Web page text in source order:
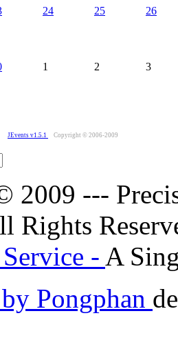
24 25 26
1 2 3
JEvents v1.5.1 Copyright © 2006-2009
2009 ---
Rights
- A
Pongphan